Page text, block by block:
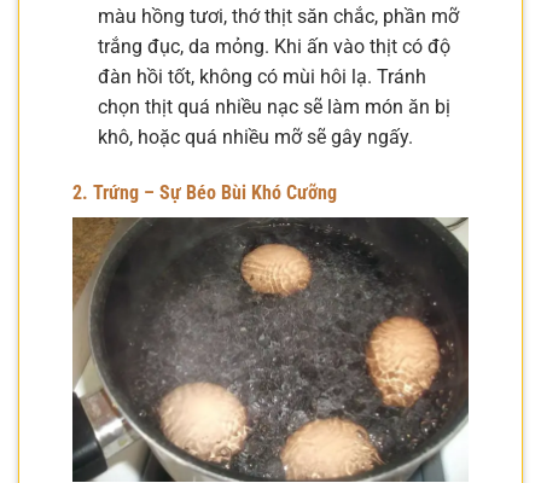
màu hồng tươi, thớ thịt săn chắc, phần mỡ
trắng đục, da mỏng. Khi ấn vào thịt có độ
đàn hồi tốt, không có mùi hôi lạ. Tránh
chọn thịt quá nhiều nạc sẽ làm món ăn bị
khô, hoặc quá nhiều mỡ sẽ gây ngấy.
2. Trứng – Sự Béo Bùi Khó Cưỡng